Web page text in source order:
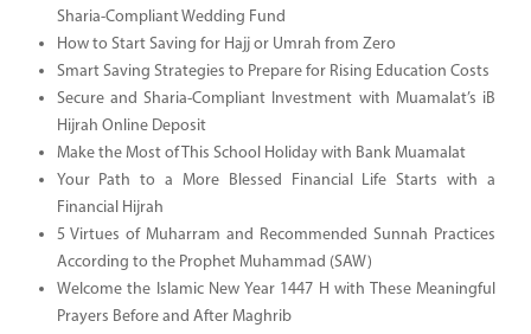
Sharia-Compliant Wedding Fund
How to Start Saving for Hajj or Umrah from Zero
Smart Saving Strategies to Prepare for Rising Education Costs
Secure and Sharia-Compliant Investment with Muamalat’s iB
Hijrah Online Deposit
Make the Most of This School Holiday with Bank Muamalat
Your Path to a More Blessed Financial Life Starts with a
Financial Hijrah
5 Virtues of Muharram and Recommended Sunnah Practices
According to the Prophet Muhammad (SAW)
Welcome the Islamic New Year 1447 H with These Meaningful
Prayers Before and After Maghrib